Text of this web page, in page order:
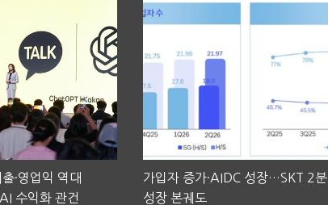
·영업익 역대
수익화 관건
가입자 증가·AIDC 성장…SKT 2
성장 본궤도